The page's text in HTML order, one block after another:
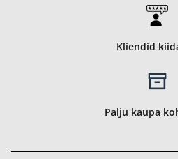
Kliendid
Palju kaupa